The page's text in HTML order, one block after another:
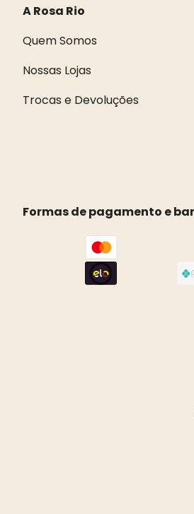
A Rosa Rio
Quem Somos
Nossas Lojas
Trocas e Devoluções
Formas de pagamento e